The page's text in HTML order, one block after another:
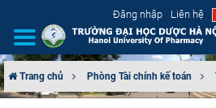
Đăng nhập Liên hệ
Trang chủ Phòng Tài chính kế toán